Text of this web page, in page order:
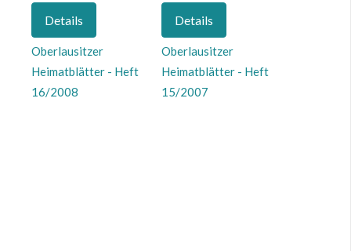
Details Details
Oberlausitzer
Heimatblätter - Heft
16/2008
Oberlausitzer
Heimatblätter - Heft
15/2007